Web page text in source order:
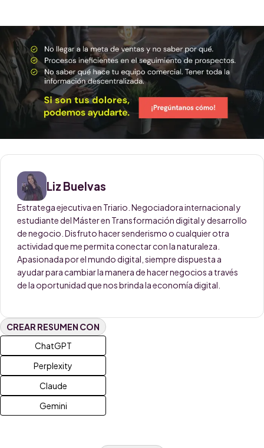
Liz Buelvas
Estratega ejecutiva en Triario. Negociadora internacional y
estudiante del Máster en Transformación digital y desarrollo
de negocio. Disfruto hacer senderismo o cualquier otra
actividad que me permita conectar con la naturaleza.
Apasionada por el mundo digital, siempre dispuesta a
ayudar para cambiar la manera de hacer negocios a través
de la oportunidad que nos brinda la economía digital.
CREAR RESUMEN CON
ChatGPT
Perplexity
Claude
Gemini